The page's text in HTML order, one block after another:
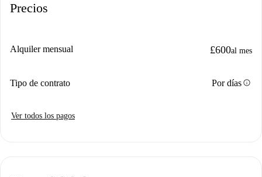
Precios
Alquiler mensual £600al mes
Tipo de contrato Por díasinfo
Ver todos los pagos